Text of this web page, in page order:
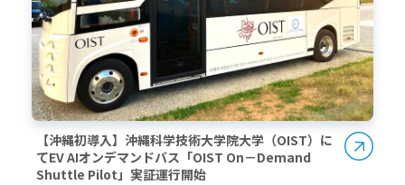
【沖縄初導入】沖縄科学技術大学院大学（OIST）に
てEV AIオンデマンドバス「OIST On－Demand
Shuttle Pilot」実証運行開始